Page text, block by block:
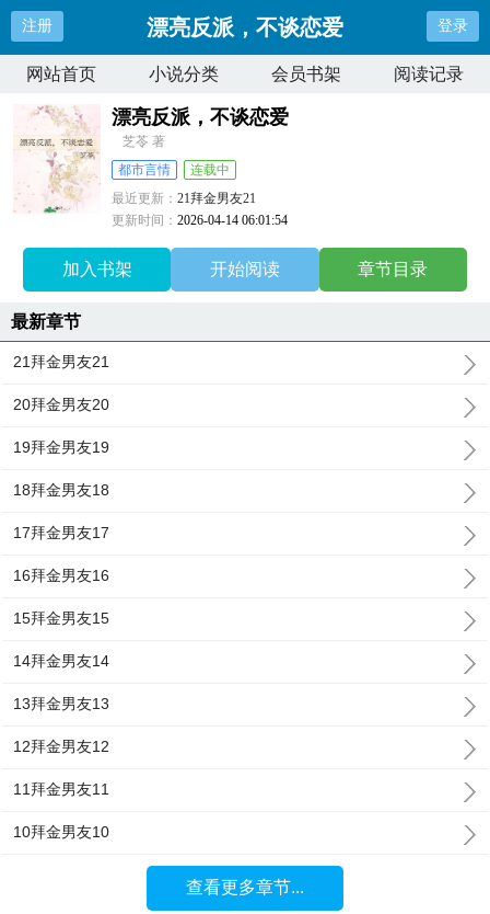
注册 漂亮反派，不谈恋爱 登录
网站首页 小说分类 会员书架 阅读记录
漂亮反派，不谈恋爱
芝苓 著
都市言情
连载中
最近更新：21拜金男友21
更新时间：2026-04-14 06:01:54
加入书架 开始阅读 章节目录
最新章节
21拜金男友21
20拜金男友20
19拜金男友19
18拜金男友18
17拜金男友17
16拜金男友16
15拜金男友15
14拜金男友14
13拜金男友13
12拜金男友12
11拜金男友11
10拜金男友10
查看更多章节...